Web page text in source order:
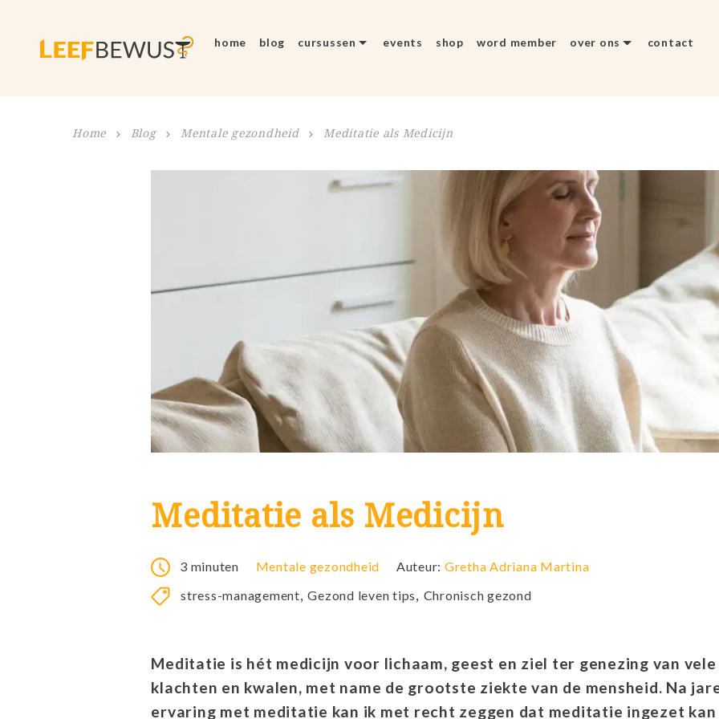
home blog cursussen events shop word member over ons contact
Home Blog Mentale gezondheid Meditatie als Medicijn
Meditatie als Medicijn
3 minuten Mentale gezondheid Auteur: Gretha Adriana Martina
stress-management,Gezond leven tips, Chronisch gezond
Meditatie is hét medicijn voor lichaam, geest en ziel ter genezing van vele
klachten en kwalen, met name de grootste ziekte van de mensheid. Na
ervaring met meditatie kan ik met recht zeggen dat meditatie ingezet kan